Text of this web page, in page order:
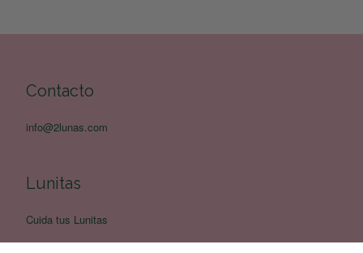
Contacto
info@2lunas.com
Lunitas
Cuida tus Lunitas